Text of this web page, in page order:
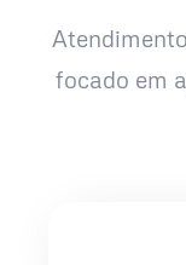
focado em